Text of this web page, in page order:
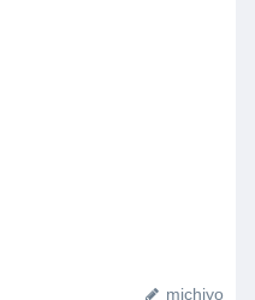
michiyo